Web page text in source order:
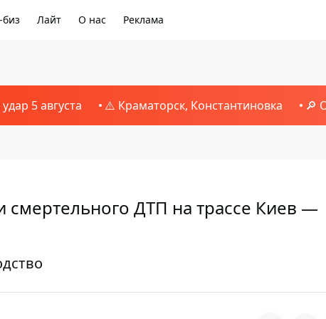
Лайт О нас Реклама
5 августа ⚠️ Краматорск, Константиновка 🔎
смертельного ДТП на трассе Киев —